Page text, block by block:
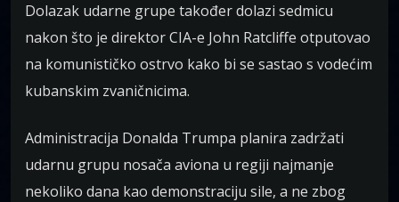
Dolazak udarne grupe također dolazi sedmicu
nakon što je direktor CIA-e John Ratcliffe otputovao
na komunističko ostrvo kako bi se sastao s vodećim
kubanskim zvaničnicima.
Administracija Donalda Trumpa planira zadržati
udarnu grupu nosača aviona u regiji najmanje
nekoliko dana kao demonstraciju sile, a ne zbog